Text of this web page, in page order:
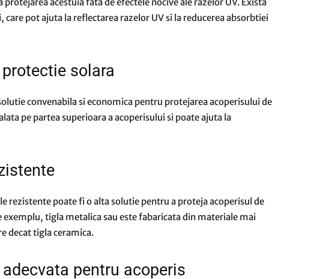
care pot ajuta la reflectarea razelor UV si la reducerea absorbtiei
solara
convenabila si economica pentru protejarea acoperisului de
pe partea superioara a acoperisului si poate ajuta la
rezistente poate fi o alta solutie pentru a proteja acoperisul de
exemplu, tigla metalica sau este fabaricata din materiale mai
decat tigla ceramica.
pentru acoperis